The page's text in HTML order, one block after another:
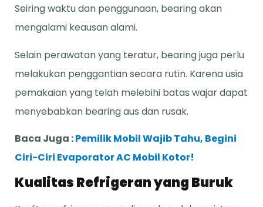
Seiring waktu dan penggunaan, bearing akan
mengalami keausan alami.
Selain perawatan yang teratur, bearing juga perlu
melakukan penggantian secara rutin. Karena usia
pemakaian yang telah melebihi batas wajar dapat
menyebabkan bearing aus dan rusak.
Baca Juga :Pemilik Mobil Wajib Tahu, Begini
Ciri-Ciri Evaporator AC Mobil Kotor!
Kualitas Refrigeran yang Buruk